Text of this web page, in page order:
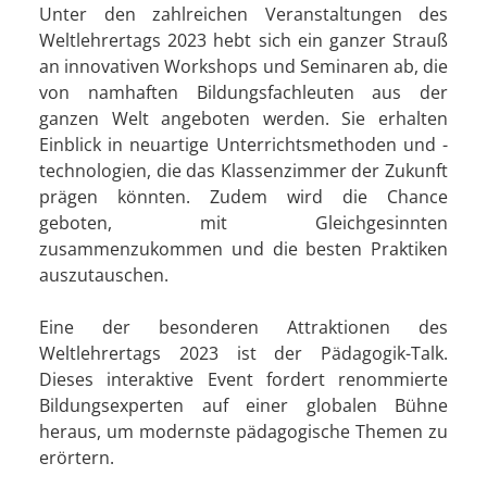
Unter den zahlreichen Veranstaltungen des
Weltlehrertags 2023 hebt sich ein ganzer Strauß
an innovativen Workshops und Seminaren ab, die
von namhaften Bildungsfachleuten aus der
ganzen Welt angeboten werden. Sie erhalten
Einblick in neuartige Unterrichtsmethoden und -
technologien, die das Klassenzimmer der Zukunft
prägen könnten. Zudem wird die Chance
geboten, mit Gleichgesinnten
zusammenzukommen und die besten Praktiken
auszutauschen.
Eine der besonderen Attraktionen des
Weltlehrertags 2023 ist der Pädagogik-Talk.
Dieses interaktive Event fordert renommierte
Bildungsexperten auf einer globalen Bühne
heraus, um modernste pädagogische Themen zu
erörtern.